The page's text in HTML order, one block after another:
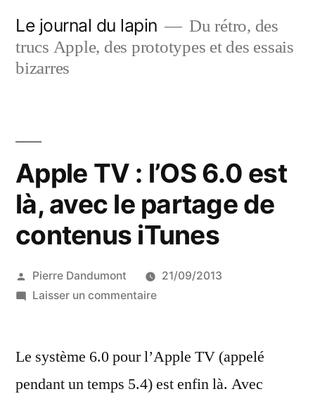
contenu
Le journal du lapin
Du rétro, des
trucs Apple, des prototypes et des essais
bizarres
Apple TV : l’OS 6.0 est
là, avec le partage de
contenus iTunes
Publié
par
Pierre Dandumont
21/09/2013
Laisser un commentairesur
:
6.0
Le système 6.0 pour l’Apple TV (appelé
pendant un temps 5.4) est enfin là. Avec